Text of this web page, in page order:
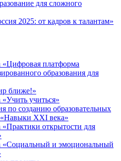
для сложного
2025: от кадров к талантам»
платформа
образования для
ближе!»
учиться»
по созданию образовательных
XXI века»
открытости для
«Социальный и эмоциональный